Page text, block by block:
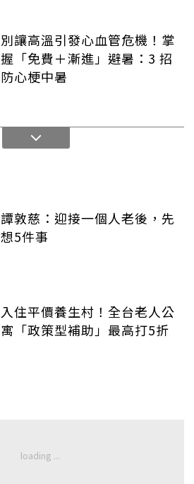
別讓高溫引發心血管危機！掌
握「免費＋漸進」避暑：3 招
防心梗中暑
譚敦慈：迎接一個人老後，先
想5件事
入住平價養生村！全台老人公
寓「政策型補助」最高打5折